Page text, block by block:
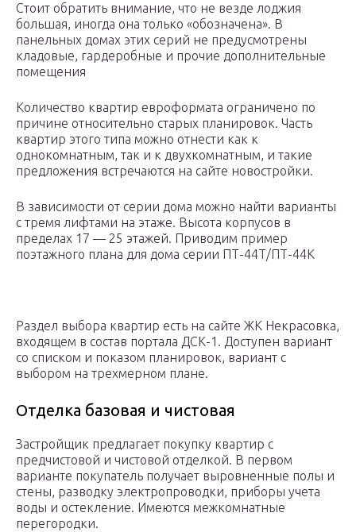
Стоит обратить внимание, что не везде лоджия
большая, иногда она только «обозначена». В
панельных домах этих серий не предусмотрены
кладовые, гардеробные и прочие дополнительные
помещения
Количество квартир евроформата ограничено по
причине относительно старых планировок. Часть
квартир этого типа можно отнести как к
однокомнатным, так и к двухкомнатным, и такие
предложения встречаются на сайте новостройки.
В зависимости от серии дома можно найти варианты
с тремя лифтами на этаже. Высота корпусов в
пределах 17 — 25 этажей. Приводим пример
поэтажного плана для дома серии ПТ-44Т/ПТ-44К
Раздел выбора квартир есть на сайте ЖК Некрасовка,
входящем в состав портала ДСК-1. Доступен вариант
со списком и показом планировок, вариант с
выбором на трехмерном плане.
Отделка базовая и чистовая
Застройщик предлагает покупку квартир с
предчистовой и чистовой отделкой. В первом
варианте покупатель получает выровненные полы и
стены, разводку электропроводки, приборы учета
воды и остекление. Имеются межкомнатные
перегородки.